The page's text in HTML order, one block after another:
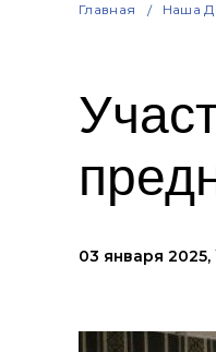
Главная Наша
03 января 2025,